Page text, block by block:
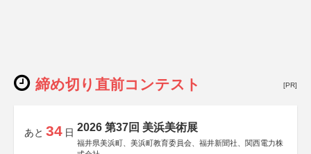
締め切り直前コンテスト [PR]
あと 34 日 2026 第37回 美浜美術展
福井県美浜町、美浜町教育委員会、福井新聞社、関西電力株